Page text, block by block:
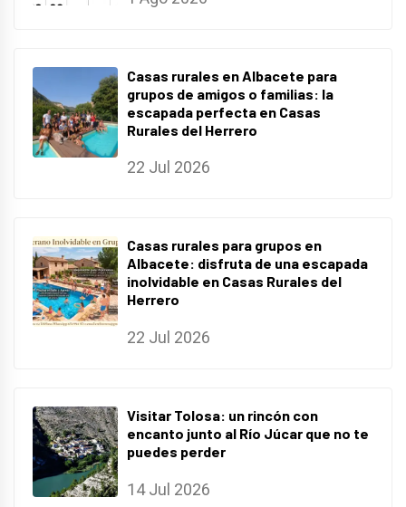
Casas rurales en Albacete para
grupos de amigos o familias: la
escapada perfecta en Casas
Rurales del Herrero
22 Jul 2026
Casas rurales para grupos en
Albacete: disfruta de una escapada
inolvidable en Casas Rurales del
Herrero
22 Jul 2026
Visitar Tolosa: un rincón con
encanto junto al Río Júcar que no te
puedes perder
14 Jul 2026